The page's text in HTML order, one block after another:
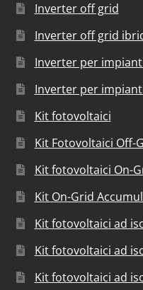
Inverter off grid
Inverter off grid
Inverter per
Inverter per
Kit fotovoltaici
Kit Fotovoltaici Off-
Kit fotovoltaici On-
Kit On-Grid
Kit fotovoltaici ad
Kit fotovoltaici ad
Kit fotovoltaici ad